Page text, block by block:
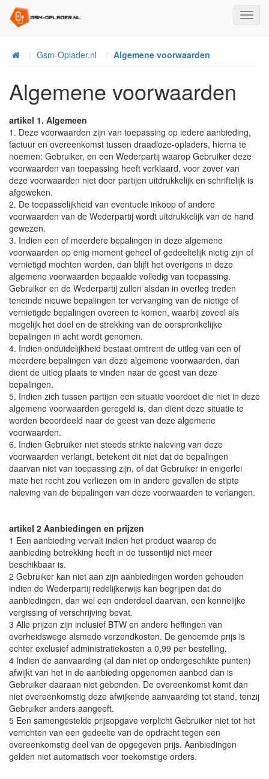
HomeGsm-Oplader.nl Algemene voorwaarden
Algemene voorwaarden
artikel 1. Algemeen
1. Deze voorwaarden zijn van toepassing op iedere aanbieding,
factuur en overeenkomst tussen draadloze-opladers, hierna te
noemen: Gebruiker, en een Wederpartij waarop Gebruiker deze
voorwaarden van toepassing heeft verklaard, voor zover van
deze voorwaarden niet door partijen uitdrukkelijk en schriftelijk is
afgeweken.
2. De toepasselijkheid van eventuele inkoop of andere
voorwaarden van de Wederpartij wordt uitdrukkelijk van de hand
gewezen.
3. Indien een of meerdere bepalingen in deze algemene
voorwaarden op enig moment geheel of gedeeltelijk nietig zijn of
vernietigd mochten worden, dan blijft het overigens in deze
algemene voorwaarden bepaalde volledig van toepassing.
Gebruiker en de Wederpartij zullen alsdan in overleg treden
teneinde nieuwe bepalingen ter vervanging van de nietige of
vernietigde bepalingen overeen te komen, waarbij zoveel als
mogelijk het doel en de strekking van de oorspronkelijke
bepalingen in acht wordt genomen.
4. Indien onduidelijkheid bestaat omtrent de uitleg van een of
meerdere bepalingen van deze algemene voorwaarden, dan
dient de uitleg plaats te vinden naar de geest van deze
bepalingen.
5. Indien zich tussen partijen een situatie voordoet die niet in deze
algemene voorwaarden geregeld is, dan dient deze situatie te
worden beoordeeld naar de geest van deze algemene
voorwaarden.
6. Indien Gebruiker niet steeds strikte naleving van deze
voorwaarden verlangt, betekent dit niet dat de bepalingen
daarvan niet van toepassing zijn, of dat Gebruiker in enigerlei
mate het recht zou verliezen om in andere gevallen de stipte
naleving van de bepalingen van deze voorwaarden te verlangen.
artikel 2 Aanbiedingen en prijzen
1 Een aanbieding vervalt indien het product waarop de
aanbieding betrekking heeft in de tussentijd niet meer
beschikbaar is.
2 Gebruiker kan niet aan zijn aanbiedingen worden gehouden
indien de Wederpartij redelijkerwijs kan begrijpen dat de
aanbiedingen, dan wel een onderdeel daarvan, een kennelijke
vergissing of verschrijving bevat.
3 Alle prijzen zijn inclusief BTW en andere heffingen van
overheidswege alsmede verzendkosten. De genoemde prijs is
echter exclusief administratiekosten a 0,99 per bestelling.
4 Indien de aanvaarding (al dan niet op ondergeschikte punten)
afwijkt van het in de aanbieding opgenomen aanbod dan is
Gebruiker daaraan niet gebonden. De overeenkomst komt dan
niet overeenkomstig deze afwijkende aanvaarding tot stand, tenzij
Gebruiker anders aangeeft.
5 Een samengestelde prijsopgave verplicht Gebruiker niet tot het
verrichten van een gedeelte van de opdracht tegen een
overeenkomstig deel van de opgegeven prijs. Aanbiedingen
gelden niet automatisch voor toekomstige orders.